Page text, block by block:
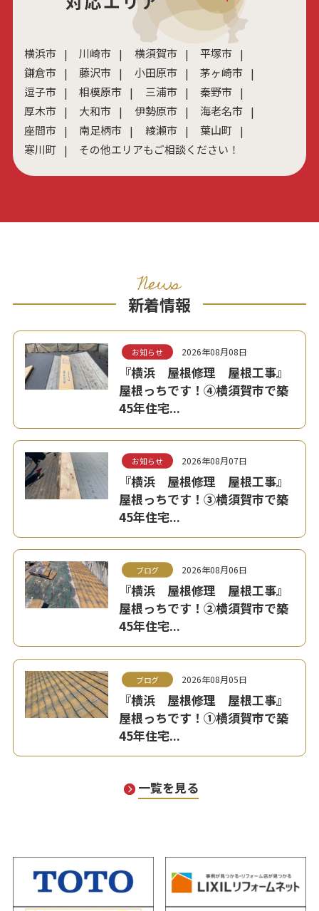
横浜市 川崎市 横須賀市
平塚市
鎌倉市
藤沢市 小田原市
茅ヶ崎市
逗子市
相模原市 三浦市
秦野市
厚木市
大和市 伊勢原市
海老名市
座間市
南足柄市 綾瀬市
葉山町
寒川町
その他エリアもご相談ください！
News
新着情報
お知らせ 2026年08月08日
『横浜 屋根修理 屋根工事』
屋根っちです！④横須賀市で築
45年住宅...
お知らせ 2026年08月07日
『横浜 屋根修理 屋根工事』
屋根っちです！③横須賀市で築
45年住宅...
ブログ 2026年08月06日
『横浜 屋根修理 屋根工事』
屋根っちです！②横須賀市で築
45年住宅...
ブログ 2026年08月05日
『横浜 屋根修理 屋根工事』
屋根っちです！①横須賀市で築
45年住宅...
一覧を見る